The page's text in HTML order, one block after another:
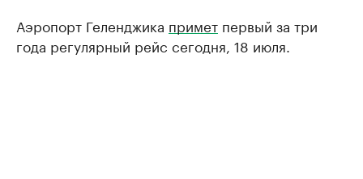
Аэропорт Геленджика примет первый за три
года регулярный рейс сегодня, 18 июля.